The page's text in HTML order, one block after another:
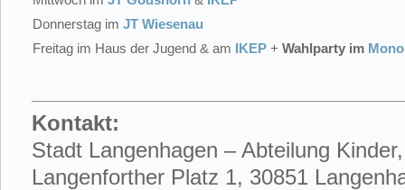
Donnerstag im JT Wiesenau
Freitag im Haus der Jugend & am IKEP + Wahlparty im
Kontakt:
Stadt Langenhagen – Abteilung
Langenforther Platz 1, 30851